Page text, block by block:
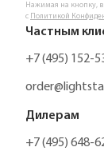
Нажимая на кнопку,
с Политикой
Частным
+7 (495) 152-
Дилерам
+7 (495) 648-